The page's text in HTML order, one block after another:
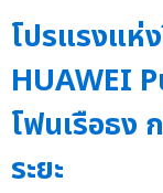
โปรแรงแห่
HUAWEI
โฟนเรือธง
ระยะ